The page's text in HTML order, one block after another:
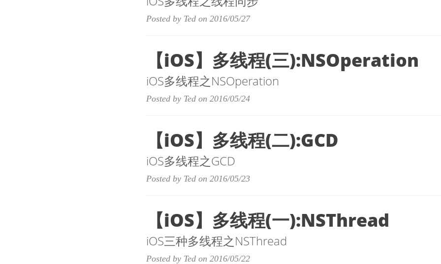
Posted by Ted on 2016/05/27
【iOS】多线程(三):NSOperation
iOS多线程之NSOperation
Posted by Ted on 2016/05/24
【iOS】多线程(二):GCD
iOS多线程之GCD
Posted by Ted on 2016/05/23
【iOS】多线程(一):NSThread
iOS三种多线程之NSThread
Posted by Ted on 2016/05/22